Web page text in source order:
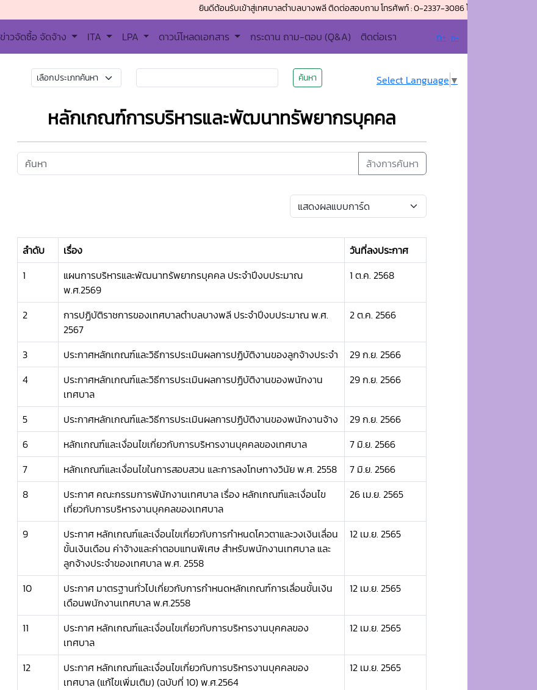
ยินดีต้อนรับเข้าสู่เทศบาลตำบลบางพลี ติดต่อสอบถาม โทรศัพท์ : 0-2337-3086 โทรสาร (แฟกซ์) : 0-2337-
ข่าวจัดซื้อ จัดจ้าง ITA LPA ดาวน์โหลดเอกสาร กระดาน ถาม-ตอบ (Q&A) ติดต่อเรา ก+ ก-
ค้นหา Select Language ▼
หลักเกณฑ์การบริหารและพัฒนาทรัพยากรบุคคล
ล้างการค้นหา
ลำดับ เรื่อง
วันที่ลงประกาศ
1
แผนการบริหารและพัฒนาทรัพยากรบุคคล ประจำปีงบประมาณ
พ.ศ.2569
1 ต.ค. 2568
2
การปฏิบัติราชการของเทศบาลตำบลบางพลี ประจำปีงบประมาณ พ.ศ.
2567
2 ต.ค. 2566
3 ประกาศหลักเกณฑ์และวิธีการประเมินผลการปฏิบัติงานของลูกจ้างประจำ
29 ก.ย. 2566
4
ประกาศหลักเกณฑ์และวิธีการประเมินผลการปฏิบัติงานของพนักงาน
เทศบาล
29 ก.ย. 2566
5 ประกาศหลักเกณฑ์และวิธีการประเมินผลการปฏิบัติงานของพนักงานจ้าง
29 ก.ย. 2566
6
หลักเกณฑ์และเงื่อนไขเกี่ยวกับการบริหารงานบุคคลของเทศบาล
7 มิ.ย. 2566
7
หลักเกณฑ์และเงื่อนไขในการสอบสวน และการลงโทษทางวินัย พ.ศ. 2558
7 มิ.ย. 2566
8
ประกาศ คณะกรรมการพันักงานเทศบาล เรื่อง หลักเกณฑ์และเงื่อนไข
เกี่ยวกับการบริหารงานบุคคลของเทศบาล
26 เม.ย. 2565
9
ประกาศ หลักเกณฑ์และเงื่อนไขเกี่ยวกับการกำหนดโควตาและวงเงินเลื่อน
ขั้นเงินเดือน ค่าจ้างและค่าตอบแทนพิเศษ สำหรับพนักงานเทศบาล และ
ลูกจ้างประจำของเทศบาล พ.ศ. 2558
12 เม.ย. 2565
10
ประกาศ มาตรฐานทั่วไปเกี่ยวกับการกำหนดหลักเกณฑ์การเลื่อนขั้นเงิน
เดือนพนักงานเทศบาล พ.ศ.2558
12 เม.ย. 2565
11
ประกาศ หลักเกณฑ์และเงื่อนไขเกี่ยวกับการบริหารงานบุคคลของ
เทศบาล
12 เม.ย. 2565
12
ประกาศ หลักเกณฑ์และเงื่อนไขเกี่ยวกับการบริหารงานบุคคลของ
เทศบาล (แก้ไขเพิ่มเติม) (ฉบับที่ 10) พ.ศ.2564
12 เม.ย. 2565